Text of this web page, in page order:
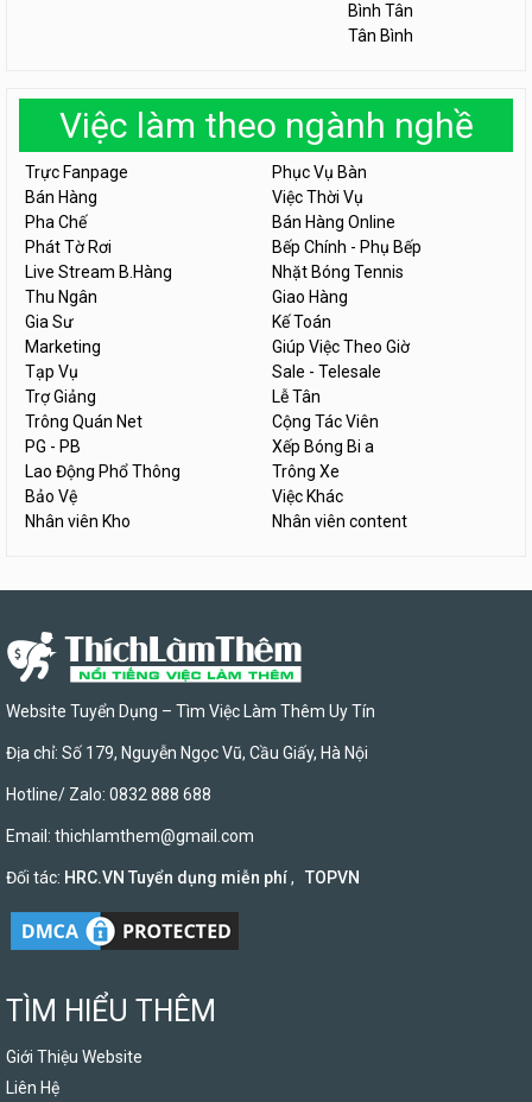
Bình Tân
Tân Bình
Việc làm theo ngành nghề
Trực Fanpage
Phục Vụ Bàn
Bán Hàng
Việc Thời Vụ
Pha Chế
Bán Hàng Online
Phát Tờ Rơi
Bếp Chính - Phụ Bếp
Live Stream B.Hàng
Nhặt Bóng Tennis
Thu Ngân
Giao Hàng
Gia Sư
Kế Toán
Marketing
Giúp Việc Theo Giờ
Tạp Vụ
Sale - Telesale
Trợ Giảng
Lễ Tân
Trông Quán Net
Cộng Tác Viên
PG - PB
Xếp Bóng Bi a
Lao Động Phổ Thông
Trông Xe
Bảo Vệ
Việc Khác
Nhân viên Kho
Nhân viên content
Website Tuyển Dụng – Tìm Việc Làm Thêm Uy Tín
Địa chỉ: Số 179, Nguyễn Ngọc Vũ, Cầu Giấy, Hà Nội
Hotline/ Zalo: 0832 888 688
Email: thichlamthem@gmail.com
Đối tác: HRC.VN Tuyển dụng miễn phí, TOPVN
TÌM HIỂU THÊM
Giới Thiệu Website
Liên Hệ